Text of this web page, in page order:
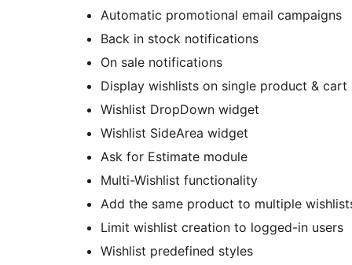
Automatic promotional email campaigns
Back in stock notifications
On sale notifications
Display wishlists on single product & cart
Wishlist DropDown widget
Wishlist SideArea widget
Ask for Estimate module
Multi-Wishlist functionality
Add the same product to multiple
Limit wishlist creation to logged-in users
Wishlist predefined styles